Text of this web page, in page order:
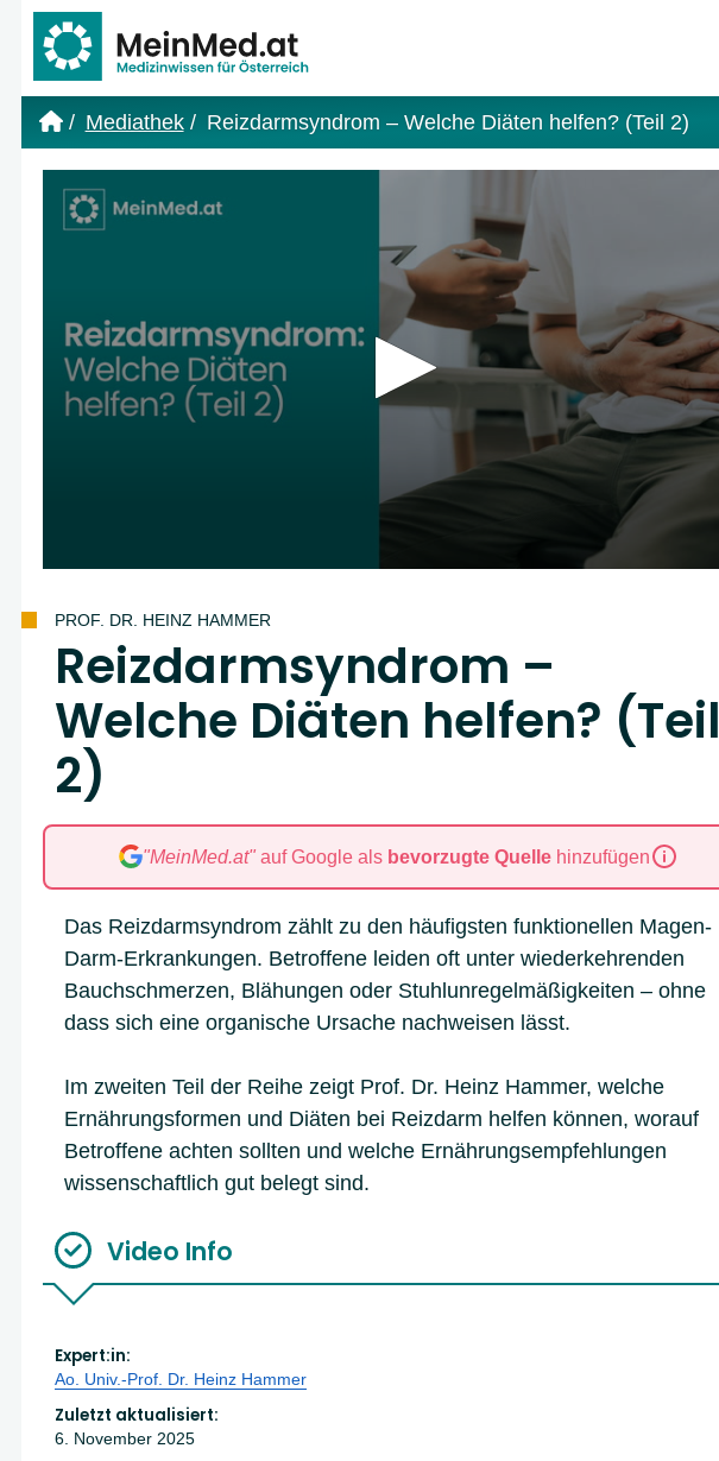
Mediathek Reizdarmsyndrom – Welche Diäten helfen? (Teil 2)
PROF. DR. HEINZ HAMMER
Reizdarmsyndrom –
Welche Diäten helfen? (Teil
2)
"MeinMed.at"auf Google als bevorzugte Quellehinzufügen
Das Reizdarmsyndrom zählt zu den häufigsten funktionellen Magen-
Darm-Erkrankungen. Betroffene leiden oft unter wiederkehrenden
Bauchschmerzen, Blähungen oder Stuhlunregelmäßigkeiten – ohne
dass sich eine organische Ursache nachweisen lässt.
Im zweiten Teil der Reihe zeigt Prof. Dr. Heinz Hammer, welche
Ernährungsformen und Diäten bei Reizdarm helfen können, worauf
Betroffene achten sollten und welche Ernährungsempfehlungen
wissenschaftlich gut belegt sind.
Video Info
Expert:in:
Ao. Univ.-Prof. Dr. Heinz Hammer
Zuletzt aktualisiert:
6. November 2025